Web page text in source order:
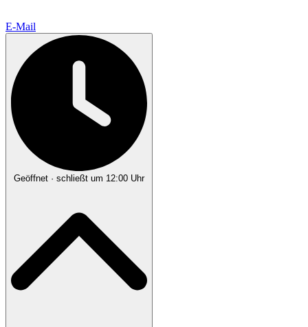
E-Mail
Geöffnet · schließt um 12:00 Uhr